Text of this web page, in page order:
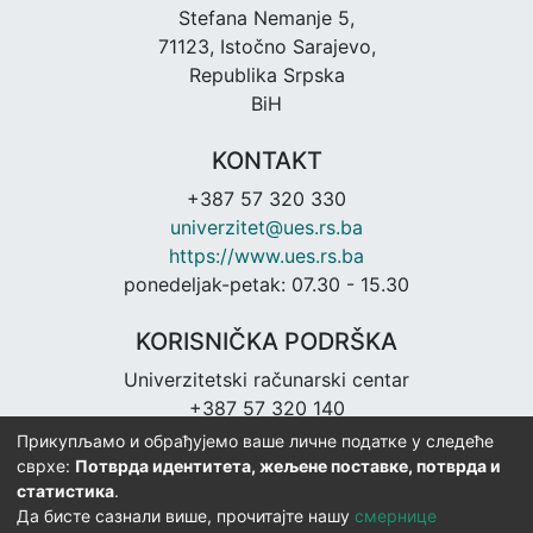
Stefana Nemanje 5,
71123, Istočno Sarajevo,
Republika Srpska
BiH
KONTAKT
+387 57 320 330
univerzitet@ues.rs.ba
https://www.ues.rs.ba
ponedeljak-petak: 07.30 - 15.30
KORISNIČKA PODRŠKA
Univerzitetski računarski centar
+387 57 320 140
urc@ues.rs.ba
https://urc.ues.rs.ba
Прикупљамо и обрађујемо ваше личне податке у следеће
сврхе: Потврда идентитета, жељене поставке, потврда и
статистика.
Да бисте сазнали више, прочитајте нашу смернице